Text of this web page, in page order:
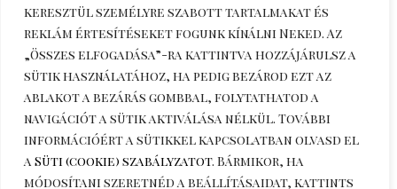
keresztül személyre szabott tartalmakat és
reklám értesítéseket fogunk kínálni Neked. Az
„Összes elfogadása”-ra kattintva hozzájárulsz a
sütik használatához, ha pedig bezárod ezt az
ablakot a bezárás gombbal, folytathatod a
navigációt a sütik aktiválása nélkül. További
információért a sütikkel kapcsolatban olvasd el
a Süti (cookie) szabályzatot. Bármikor, ha
módosítani szeretnéd a beállításaidat, kattints
Érdeklődöm telefonon+36306270964